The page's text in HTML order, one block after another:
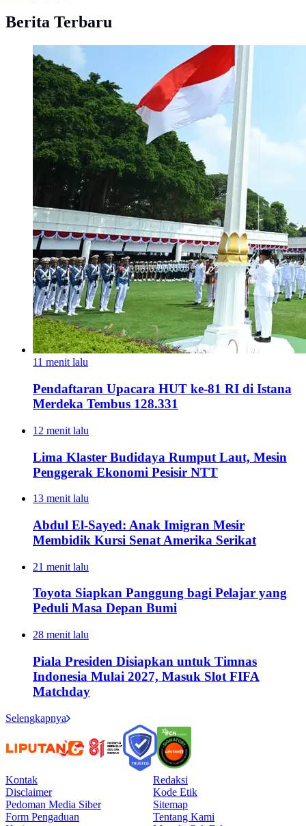
Berita Terbaru
11 menit lalu
Pendaftaran Upacara HUT ke-81 RI di Istana
Merdeka Tembus 128.331
12 menit lalu
Lima Klaster Budidaya Rumput Laut, Mesin
Penggerak Ekonomi Pesisir NTT
13 menit lalu
Abdul El-Sayed: Anak Imigran Mesir
Membidik Kursi Senat Amerika Serikat
21 menit lalu
Toyota Siapkan Panggung bagi Pelajar yang
Peduli Masa Depan Bumi
28 menit lalu
Piala Presiden Disiapkan untuk Timnas
Indonesia Mulai 2027, Masuk Slot FIFA
Matchday
Selengkapnya
Kontak
Redaksi
Disclaimer
Kode Etik
Pedoman Media Siber
Sitemap
Form Pengaduan
Tentang Kami